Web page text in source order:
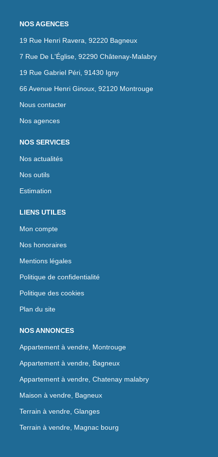
NOS AGENCES
19 Rue Henri Ravera, 92220 Bagneux
7 Rue De L'Église, 92290 Châtenay-Malabry
19 Rue Gabriel Péri, 91430 Igny
66 Avenue Henri Ginoux, 92120 Montrouge
Nous contacter
Nos agences
NOS SERVICES
Nos actualités
Nos outils
Estimation
LIENS UTILES
Mon compte
Nos honoraires
Mentions légales
Politique de confidentialité
Politique des cookies
Plan du site
NOS ANNONCES
Appartement à vendre, Montrouge
Appartement à vendre, Bagneux
Appartement à vendre, Chatenay malabry
Maison à vendre, Bagneux
Terrain à vendre, Glanges
Terrain à vendre, Magnac bourg